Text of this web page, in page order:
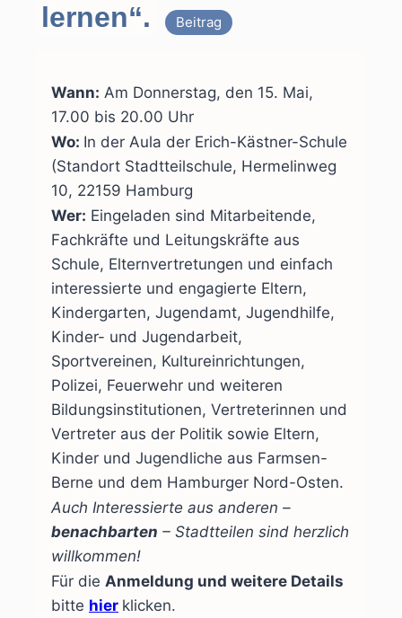
lernen“.
Beitrag
Wann: Am Donnerstag, den 15. Mai,
17.00 bis 20.00 Uhr
Wo: In der Aula der Erich-Kästner-Schule
(Standort Stadtteilschule, Hermelinweg
10, 22159 Hamburg
Wer: Eingeladen sind Mitarbeitende,
Fachkräfte und Leitungskräfte aus
Schule, Elternvertretungen und einfach
interessierte und engagierte Eltern,
Kindergarten, Jugendamt, Jugendhilfe,
Kinder- und Jugendarbeit,
Sportvereinen, Kultureinrichtungen,
Polizei, Feuerwehr und weiteren
Bildungsinstitutionen, Vertreterinnen und
Vertreter aus der Politik sowie Eltern,
Kinder und Jugendliche aus Farmsen-
Berne und dem Hamburger Nord-Osten.
Auch Interessierte aus anderen –
benachbarten – Stadtteilen sind herzlich
willkommen!
Für die Anmeldung und weitere Details
bitte hier klicken.